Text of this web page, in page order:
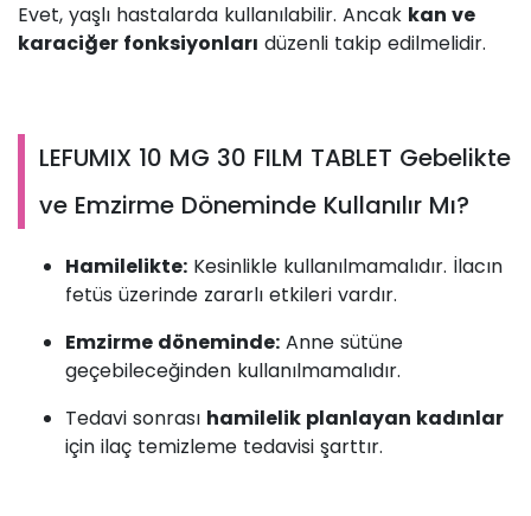
Evet, yaşlı hastalarda kullanılabilir. Ancak kan ve
karaciğer fonksiyonları düzenli takip edilmelidir.
LEFUMIX 10 MG 30 FILM TABLET Gebelikte
ve Emzirme Döneminde Kullanılır Mı?
Hamilelikte: Kesinlikle kullanılmamalıdır. İlacın
fetüs üzerinde zararlı etkileri vardır.
Emzirme döneminde: Anne sütüne
geçebileceğinden kullanılmamalıdır.
Tedavi sonrası hamilelik planlayan kadınlar
için ilaç temizleme tedavisi şarttır.